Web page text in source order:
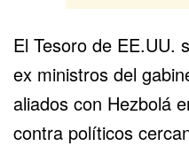
El Tesoro de EE.UU.
ex ministros del
aliados con Hezbolá
contra políticos